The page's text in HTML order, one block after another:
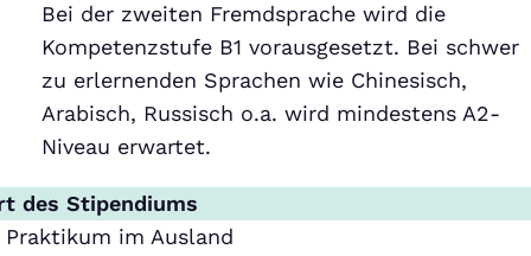
Bei der zweiten Fremdsprache wird die
Kompetenzstufe B1 vorausgesetzt. Bei schwer
zu erlernenden Sprachen wie Chinesisch,
Arabisch, Russisch o.a. wird mindestens A2-
Niveau erwartet.
des Stipendiums
Praktikum im Ausland